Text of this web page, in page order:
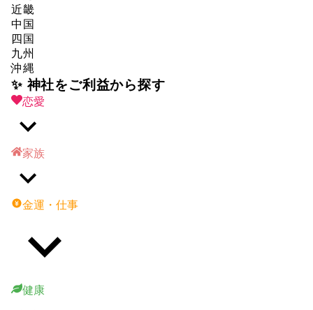
近畿
中国
四国
九州
沖縄
✨ 神社をご利益から探す
恋愛
家族
金運・仕事
健康